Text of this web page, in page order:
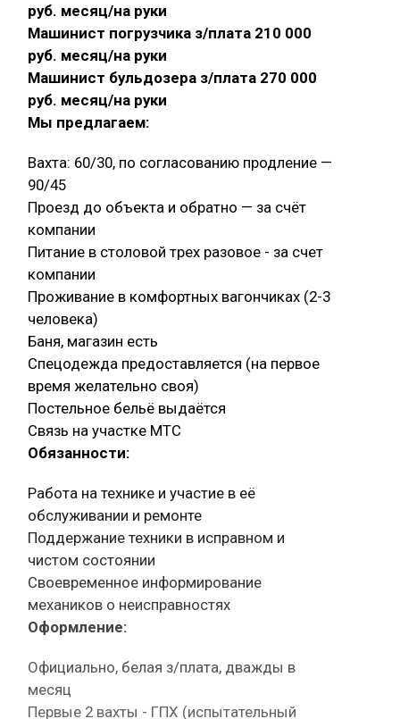
руб. месяц/на руки
Машинист погрузчика з/плата 210 000
руб. месяц/на руки
Машинист бульдозера з/плата 270 000
руб. месяц/на руки
Мы предлагаем:
Вахта: 60/30, по согласованию продление —
90/45
Проезд до объекта и обратно — за счёт
компании
Питание в столовой трех разовое - за счет
компании
Проживание в комфортных вагончиках (2-3
человека)
Баня, магазин есть
Спецодежда предоставляется (на первое
время желательно своя)
Постельное бельё выдаётся
Связь на участке МТС
Обязанности:
Работа на технике и участие в её
обслуживании и ремонте
Поддержание техники в исправном и
чистом состоянии
Своевременное информирование
механиков о неисправностях
Оформление:
Официально, белая з/плата, дважды в
месяц
Первые 2 вахты - ГПХ (испытательный